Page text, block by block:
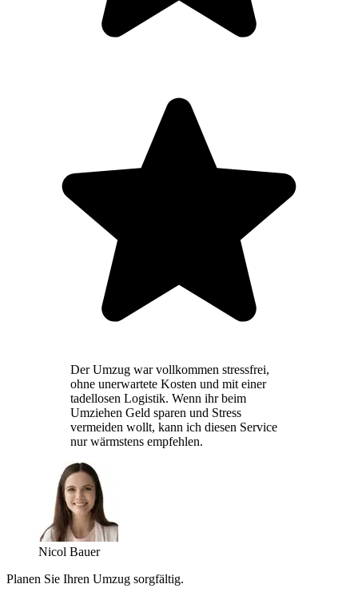
Der Umzug war vollkommen stressfrei,
ohne unerwartete Kosten und mit einer
tadellosen Logistik. Wenn ihr beim
Umziehen Geld sparen und Stress
vermeiden wollt, kann ich diesen Service
nur wärmstens empfehlen.
Nicol Bauer
Planen Sie Ihren Umzug sorgfältig.